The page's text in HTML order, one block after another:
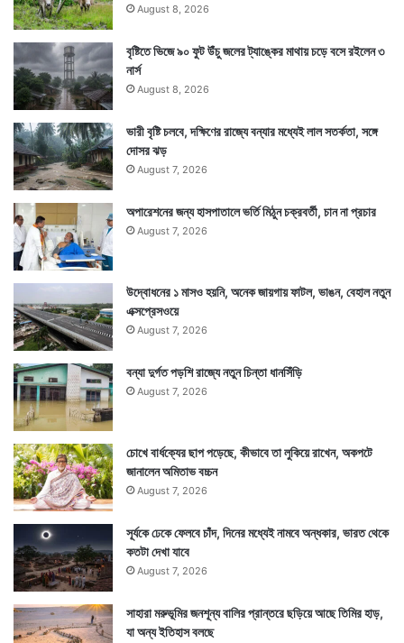
Tags Weather
August 8, 2026
বৃষ্টিতে ভিজে ৯০ ফুট উঁচু জলের ট্যাঙ্কের মাথায় চড়ে বসে রইলেন ৩
নার্স
August 8, 2026
ভারী বৃষ্টি চলবে, দক্ষিণের রাজ্যে বন্যার মধ্যেই লাল সতর্কতা, সঙ্গে
দোসর ঝড়
August 7, 2026
অপারেশনের জন্য হাসপাতালে ভর্তি মিঠুন চক্রবর্তী, চান না প্রচার
August 7, 2026
উদ্বোধনের ১ মাসও হয়নি, অনেক জায়গায় ফাটল, ভাঙন, বেহাল নতুন
এক্সপ্রেসওয়ে
August 7, 2026
বন্যা দুর্গত পড়শি রাজ্যে নতুন চিন্তা ধানসিঁড়ি
August 7, 2026
চোখে বার্ধক্যের ছাপ পড়েছে, কীভাবে তা লুকিয়ে রাখেন, অকপটে
জানালেন অমিতাভ বচ্চন
August 7, 2026
সূর্যকে ঢেকে ফেলবে চাঁদ, দিনের মধ্যেই নামবে অন্ধকার, ভারত থেকে
কতটা দেখা যাবে
August 7, 2026
সাহারা মরুভূমির জনশূন্য বালির প্রান্তরে ছড়িয়ে আছে তিমির হাড়,
যা অন্য ইতিহাস বলছে